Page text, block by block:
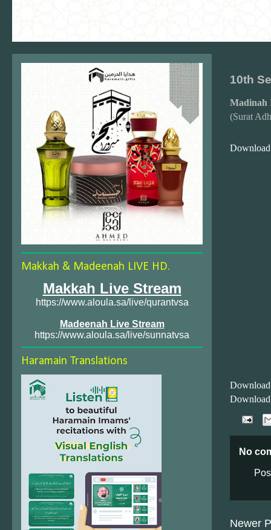
10th
Madinah
(Surat
No
Newer
Makkah & Madeenah LIVE HD.
Makkah Live Stream
https://www.aloula.sa/live/qurantvsa
Madeenah Live Stream
https://www.aloula.sa/live/sunnatvsa
Haramain Translations